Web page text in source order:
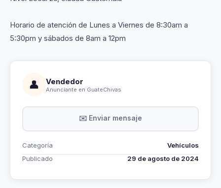
Horario de atención de Lunes a Viernes de 8:30am a
5:30pm y sábados de 8am a 12pm
👤 Vendedor
Anunciante en GuateChivas
✉️ Enviar mensaje
Categoría
Vehículos
Publicado
29 de agosto de 2024